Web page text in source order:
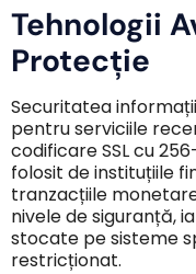
Tehnologii
Protecție
Securitatea
pentru serviciile
codificare SSL cu
folosit de instituțiile
tranzacțiile
nivele de siguranță,
stocate pe sisteme
restricționat.